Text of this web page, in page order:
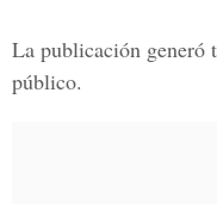
La publicación generó
público.